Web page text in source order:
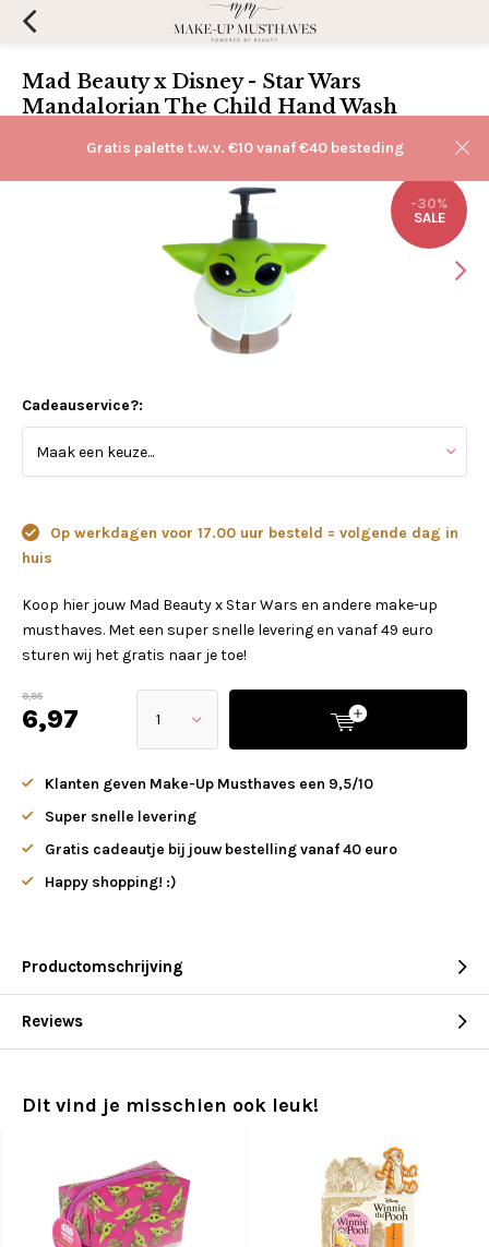
Gratis palette t.w.v. €10 vanaf €40 besteding
Mad Beauty x Disney - Star Wars
Mandalorian The Child Hand Wash
-30%
SALE
Cadeauservice?:
Op werkdagen voor 17.00 uur besteld = volgende dag in
huis
Koop hier jouw Mad Beauty x Star Wars en andere make-up
musthaves. Met een super snelle levering en vanaf 49 euro
sturen wij het gratis naar je toe!
9,95
6,97
Klanten geven Make-Up Musthaves een 9,5/10
Super snelle levering
Gratis cadeautje bij jouw bestelling vanaf 40 euro
Happy shopping! :)
Productomschrijving
Reviews
Dit vind je misschien ook leuk!